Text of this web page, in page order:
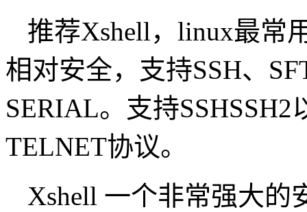
推荐Xshell，linux最常
相对安全，支持SSH、
SERIAL。支持
TELNET协议。
Xshell 一个非常强大的